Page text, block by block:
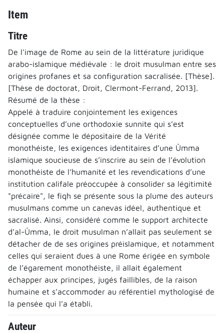
Item
Titre
De l'image de Rome au sein de la littérature juridique
arabo-islamique médiévale : le droit musulman entre ses
origines profanes et sa configuration sacralisée. [Thèse].
[Thèse de doctorat, Droit, Clermont-Ferrand, 2013].
Résumé de la thèse :
Appelé à traduire conjointement les exigences
conceptuelles d’une orthodoxie sunnite qui s’est
désignée comme le dépositaire de la Vérité
monothéiste, les exigences identitaires d’une Ûmma
islamique soucieuse de s’inscrire au sein de l’évolution
monothéiste de l’humanité et les revendications d’une
institution califale préoccupée à consolider sa légitimité
"précaire", le fiqh se présente sous la plume des auteurs
musulmans comme un canevas idéel, authentique et
sacralisé. Ainsi, considéré comme le support architecte
d’al-Ûmma, le droit musulman n’allait pas seulement se
détacher de de ses origines préislamique, et notamment
celles qui seraient dues à une Rome érigée en symbole
de l’égarement monothéiste, il allait également
échapper aux principes, jugés faillibles, de la raison
humaine et s’accommoder au référentiel mythologisé de
la pensée qui l’a établi.
Auteur